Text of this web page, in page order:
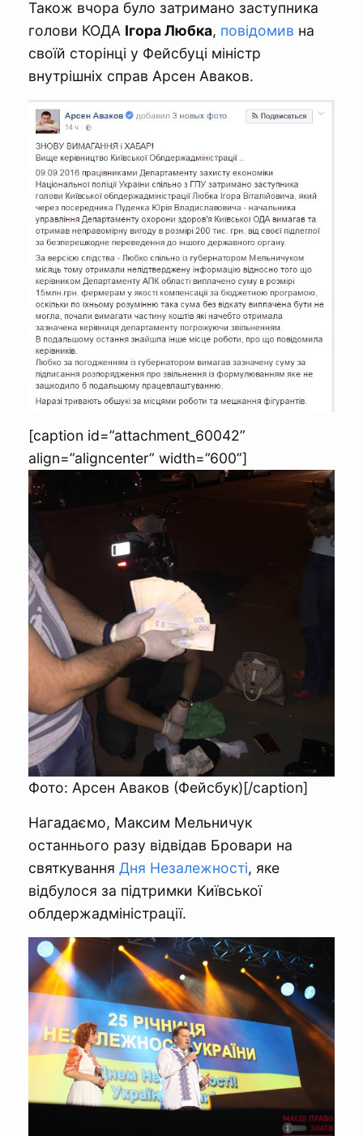
Також вчора було затримано заступника
голови КОДА Ігора Любка, повідомив на
своїй сторінці у Фейсбуці міністр
внутрішніх справ Арсен Аваков.
[caption id=”attachment_60042”
align=”aligncenter” width=”600”]
Фото: Арсен Аваков (Фейсбук)[/caption]
Нагадаємо, Максим Мельничук
останнього разу відвідав Бровари на
святкування Дня Незалежності, яке
відбулося за підтримки Київської
облдержадміністрації.